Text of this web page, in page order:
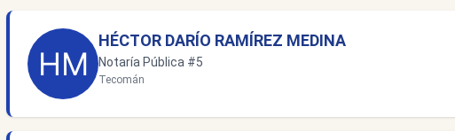
HÉCTOR DARÍO RAMÍREZ MEDINA
Notaría Pública #5
Tecomán